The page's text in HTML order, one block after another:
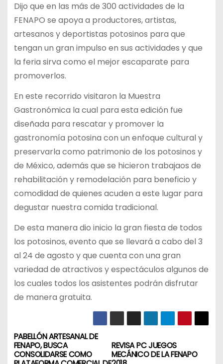
Dijo que en las más de 300 actividades de la
FENAPO se apoya a productores, artistas,
artesanos y deportistas potosinos para que
tengan un gran impulso en sus actividades y que
la feria sirva como el mejor escaparate para
promoverlos.
En este recorrido visitaron la Muestra
Gastronómica la cual para esta edición fue
diseñada para rescatar y promover la
gastronomía potosina con un enfoque cultural y
preservarla como patrimonio de los potosinos y
de México, además que se hicieron trabajaos de
rehabilitación y remodelación para beneficio y
comodidad de quienes acuden a este lugar para
degustar nuestra comida tradicional.
De esta manera dio inicio la gran fiesta de todos
los potosinos, evento que se llevará a cabo del 3
al 24 de agosto y que cuenta con una gran
variedad de atractivos y espectáculos algunos de
los cuales todos los asistentes podrán disfrutar
de manera gratuita.
N
REVISA PC JUEGOS
MECÁNICO DE LA FENAPO
PABELLÓN ARTESANAL DE
FENAPO, BUSCA
CONSOLIDARSE COMO